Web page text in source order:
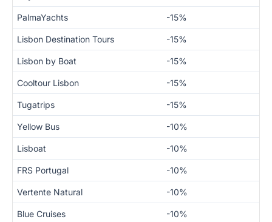
PalmaYachts -15%
Lisbon Destination Tours -15%
Lisbon by Boat -15%
Cooltour Lisbon -15%
Tugatrips -15%
Yellow Bus -10%
Lisboat -10%
FRS Portugal -10%
Vertente Natural -10%
Blue Cruises -10%